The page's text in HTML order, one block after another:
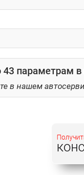
параметрам в
в нашем